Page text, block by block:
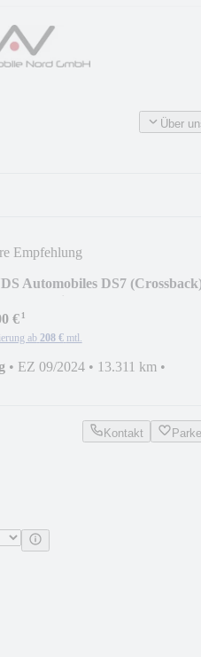
Über
Empfehlung
DS Automobiles DS7
€¹
ab 208 € mtl.
• EZ 09/2024 • 13.311 km •
Kontakt